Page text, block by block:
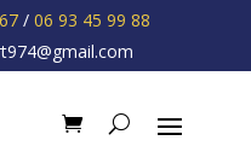
/06 93 45 99 88